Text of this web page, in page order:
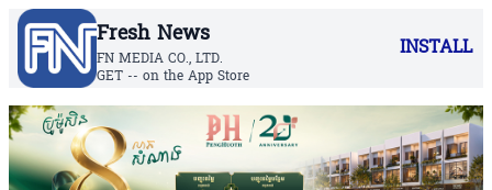
Fresh News
FN MEDIA CO., LTD.
GET -- on the App Store
INSTALL